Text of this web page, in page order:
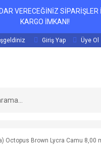
VERECEĞİNİZ SİPARİŞLER
KARGO İMKANI!
Giriş Yap Üye Ol